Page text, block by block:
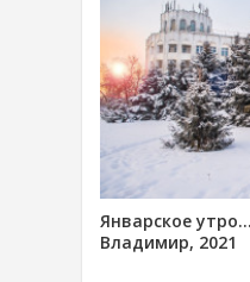
Январское
Владимир, 2021